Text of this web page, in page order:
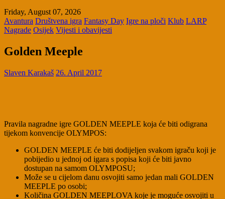
Friday, August 07, 2026
Avantura Društvena igra Fantasy Day Igre na ploči Klub LARP
Nagrade Osijek Vijesti i obavijesti
Golden Meeple
Slaven Karakaš 26. April 2017
Pravila nagradne igre GOLDEN MEEPLE koja će biti odigrana
tijekom konvencije OLYMPOS:
GOLDEN MEEPLE će biti dodijeljen svakom igraču koji je
pobijedio u jednoj od igara s popisa koji će biti javno
dostupan na samom OLYMPOSU;
Može se u cijelom danu osvojiti samo jedan mali GOLDEN
MEEPLE po osobi;
Količina GOLDEN MEEPLOVA koje je moguće osvojiti u